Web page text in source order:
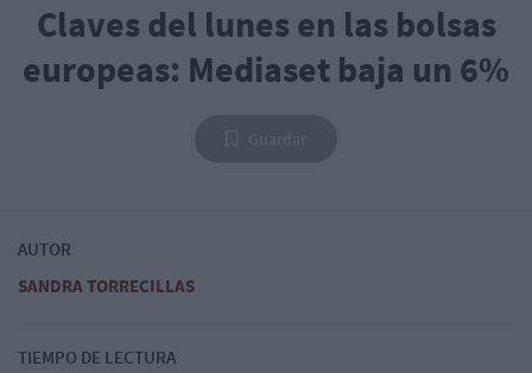
Claves del lunes en las bolsas
europeas: Mediaset baja un 6%
AUTOR
SANDRA TORRECILLAS
TIEMPO DE LECTURA